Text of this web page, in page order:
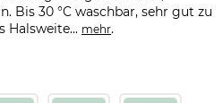
Bis 30 °C waschbar, sehr gut zu
Halsweite... mehr.